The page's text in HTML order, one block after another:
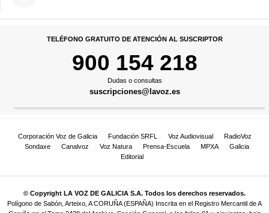
TELÉFONO GRATUITO DE ATENCIÓN AL SUSCRIPTOR
900 154 218
Dudas o consultas
suscripciones@lavoz.es
Corporación Voz de Galicia Fundación SRFL Voz Audiovisual
RadioVoz
Sondaxe
Canalvoz Voz Natura Prensa-Escuela MPXA
Galicia
Editorial
© Copyright LA VOZ DE GALICIA S.A. Todos los derechos reservados.
Polígono de Sabón, Arteixo, A CORUÑA (ESPAÑA) Inscrita en el Registro Mercantil de A